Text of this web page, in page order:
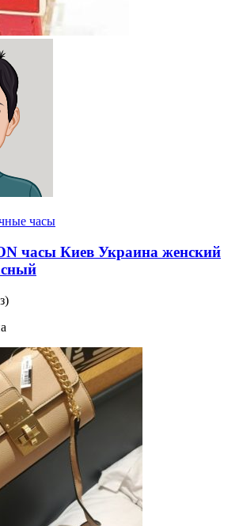
часы
часы Киев Украина женский